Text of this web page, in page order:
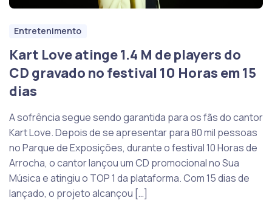
Entretenimento
Kart Love atinge 1.4 M de players do
CD gravado no festival 10 Horas em 15
dias
A sofrência segue sendo garantida para os fãs do cantor
Kart Love. Depois de se apresentar para 80 mil pessoas
no Parque de Exposições, durante o festival 10 Horas de
Arrocha, o cantor lançou um CD promocional no Sua
Música e atingiu o TOP 1 da plataforma. Com 15 dias de
lançado, o projeto alcançou […]